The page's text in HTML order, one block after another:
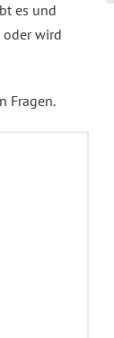
es und
oder wird
Fragen.